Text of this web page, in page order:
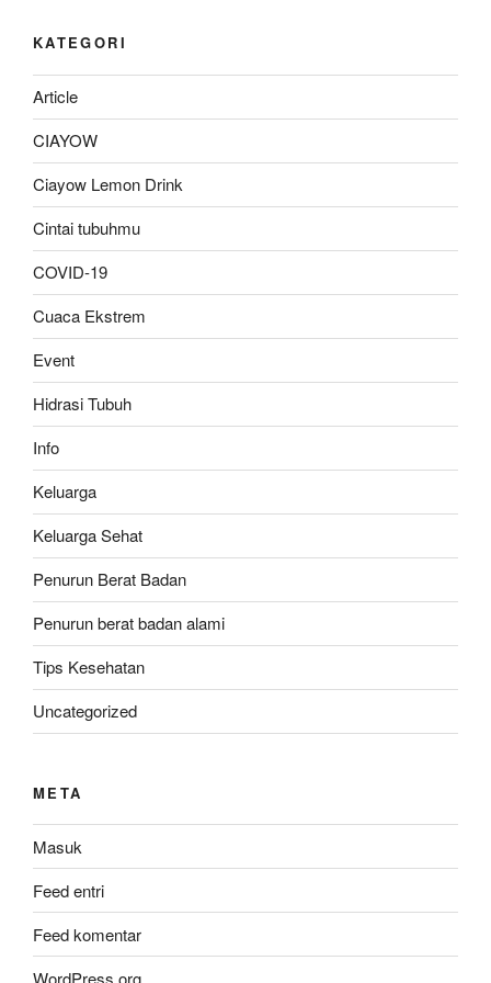
KATEGORI
Article
CIAYOW
Ciayow Lemon Drink
Cintai tubuhmu
COVID-19
Cuaca Ekstrem
Event
Hidrasi Tubuh
Info
Keluarga
Keluarga Sehat
Penurun Berat Badan
Penurun berat badan alami
Tips Kesehatan
Uncategorized
META
Masuk
Feed entri
Feed komentar
WordPress.org